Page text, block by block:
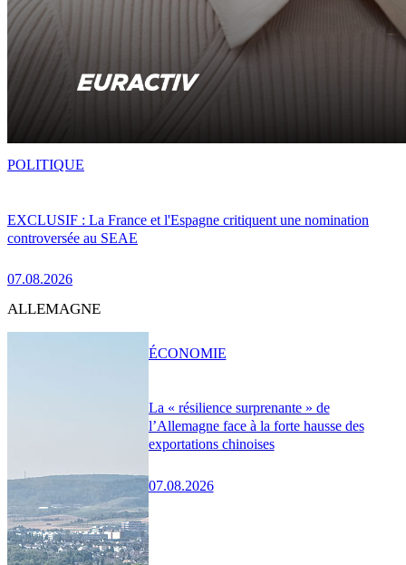
EXCLUSIF : La France et l'Espagne critiquent une nomination
controversée au SEAE
07.08.2026
POLITIQUE
ALLEMAGNE
La « résilience surprenante » de
l’Allemagne face à la forte hausse des
exportations chinoises
07.08.2026
ÉCONOMIE